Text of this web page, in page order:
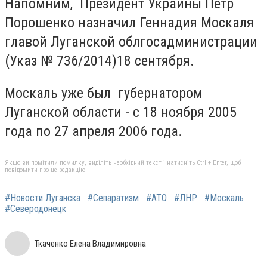
Напомним, Президент Украины Петр
Порошенко назначил Геннадия Москаля
главой Луганской облгосадминистрации
(Указ № 736/2014)18 сентября.
Москаль уже был губернатором
Луганской области - с 18 ноября 2005
года по 27 апреля 2006 года.
Якщо ви помітили помилку, виділіть необхідний текст і натисніть Ctrl + Enter, щоб
повідомити про це редакцію
#Новости Луганска #Сепаратизм #АТО #ЛНР
#Москаль
#Северодонецк
Ткаченко Елена Владимировна